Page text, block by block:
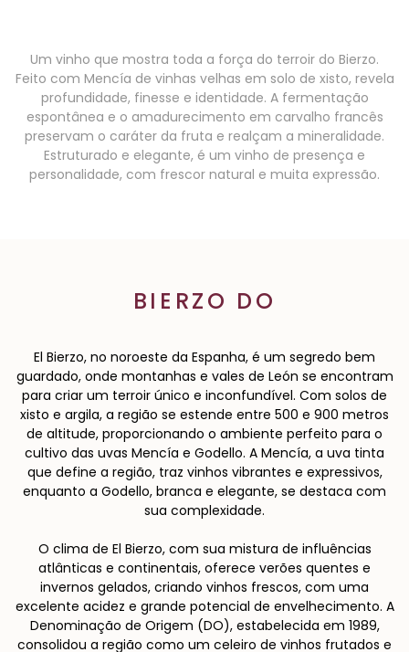
Um vinho que mostra toda a força do terroir do Bierzo.
Feito com Mencía de vinhas velhas em solo de xisto, revela
profundidade, finesse e identidade. A fermentação
espontânea e o amadurecimento em carvalho francês
preservam o caráter da fruta e realçam a mineralidade.
Estruturado e elegante, é um vinho de presença e
personalidade, com frescor natural e muita expressão.
BIERZO DO
El Bierzo, no noroeste da Espanha, é um segredo bem
guardado, onde montanhas e vales de León se encontram
para criar um terroir único e inconfundível. Com solos de
xisto e argila, a região se estende entre 500 e 900 metros
de altitude, proporcionando o ambiente perfeito para o
cultivo das uvas Mencía e Godello. A Mencía, a uva tinta
que define a região, traz vinhos vibrantes e expressivos,
enquanto a Godello, branca e elegante, se destaca com
sua complexidade.
O clima de El Bierzo, com sua mistura de influências
atlânticas e continentais, oferece verões quentes e
invernos gelados, criando vinhos frescos, com uma
excelente acidez e grande potencial de envelhecimento. A
Denominação de Origem (DO), estabelecida em 1989,
consolidou a região como um celeiro de vinhos frutados e